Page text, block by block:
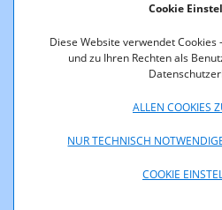
Cookie
Diese Website verwendet
und zu Ihren Rechten als
ALLEN COOKIES
NUR TECHNISCH
COOKIE
Rundfunk und Telekom
Mariahilfer Straße 77-79
1060 Wien
werden nach Abschluss der